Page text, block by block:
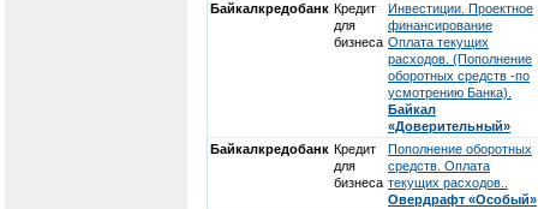
Байкалкредобанк Кредит
для
бизнеса
Инвестиции. Проектное
финансирование
Оплата текущих
расходов. (Пополнение
оборотных средств -по
усмотрению Банка).
Байкал
«Доверительный»
Байкалкредобанк Кредит
для
бизнеса
Пополнение оборотных
средств. Оплата
текущих расходов..
Овердрафт «Особый»